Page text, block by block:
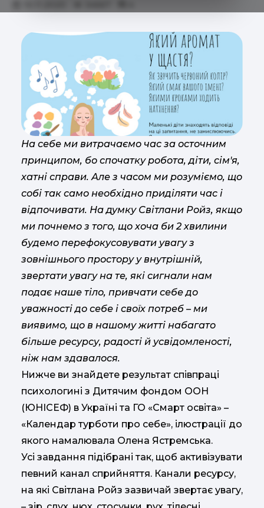
На себе ми витрачаємо час за осточним
принципом, бо спочатку робота, діти, сім'я,
хатні справи. Але з часом ми розуміємо, що
собі так само необхідно приділяти час і
відпочивати. На думку Світлани Ройз, якщо
ми почнемо з того, що хоча би 2 хвилини
будемо перефокусовувати увагу з
зовнішнього простору у внутрішній,
звертати увагу на те, які сигнали нам
подає наше тіло, привчати себе до
уважності до себе і своїх потреб – ми
виявимо, що в нашому житті набагато
більше ресурсу, радості й усвідомленості,
ніж нам здавалося.
Нижче ви знайдете результат співпраці
психологині з Дитячим фондом ООН
(ЮНІСЕФ) в Україні та ГО «Смарт освіта» –
«Календар турботи про себе», ілюстрації до
якого намалювала Олена Ястремська.
Усі завдання підібрані так, щоб активізувати
певний канал сприйняття. Канали ресурсу,
на які Світлана Ройз зазвичай звертає увагу,